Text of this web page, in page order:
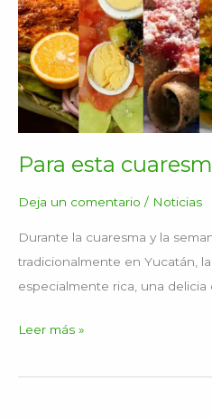
Para esta
Deja un comentario / Noticias
Durante la cuaresma y la
tradicionalmente en Yucatán,
especialmente rica, una delicia
Leer más »